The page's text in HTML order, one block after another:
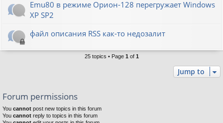
Emu80 в режиме Орион-128 перегружает Windows
XP SP2
файл описания RSS как-то недозалит
25 topics • Page 1 of 1
Jump to
Forum permissions
You cannot post new topics in this forum
You cannot reply to topics in this forum